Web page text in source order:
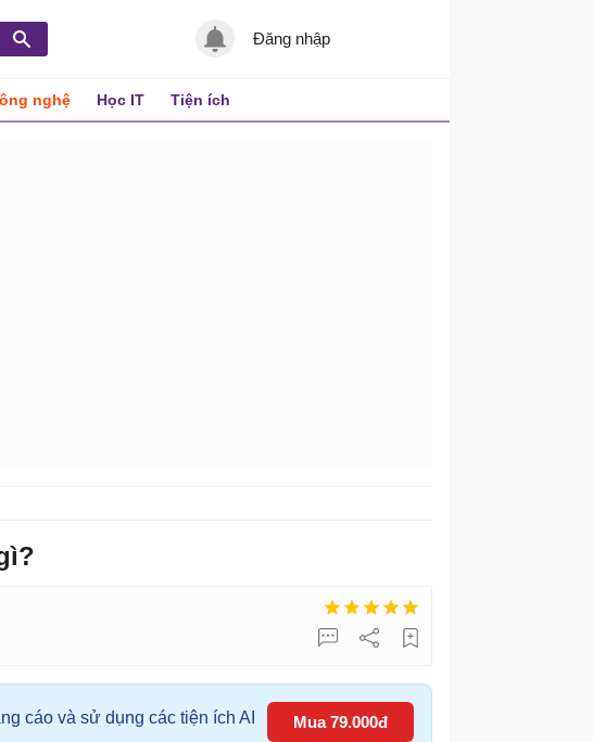
Đăng nhập
nghệ Học IT Tiện ích
cáo và sử dụng các tiện ích AI Mua 79.000đ